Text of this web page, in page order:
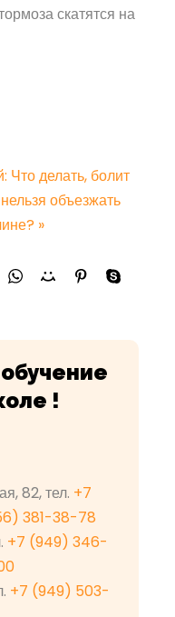
скатятся на
Что делать, болит
объезжать
»
!
82, тел. +7
381-38-78
+7 (949) 346-
+7 (949) 503-